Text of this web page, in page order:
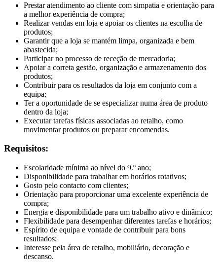
Prestar atendimento ao cliente com simpatia e orientação para
a melhor experiência de compra;
Realizar vendas em loja e apoiar os clientes na escolha de
produtos;
Garantir que a loja se mantém limpa, organizada e bem
abastecida;
Participar no processo de receção de mercadoria;
Apoiar a correta gestão, organização e armazenamento dos
produtos;
Contribuir para os resultados da loja em conjunto com a
equipa;
Ter a oportunidade de se especializar numa área de produto
dentro da loja;
Executar tarefas físicas associadas ao retalho, como
movimentar produtos ou preparar encomendas.
Requisitos:
Escolaridade mínima ao nível do 9.º ano;
Disponibilidade para trabalhar em horários rotativos;
Gosto pelo contacto com clientes;
Orientação para proporcionar uma excelente experiência de
compra;
Energia e disponibilidade para um trabalho ativo e dinâmico;
Flexibilidade para desempenhar diferentes tarefas e horários;
Espírito de equipa e vontade de contribuir para bons
resultados;
Interesse pela área de retalho, mobiliário, decoração e
descanso.